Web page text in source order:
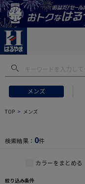
メンズ
フトにおすすめ #セッ
TOP メンズ
検索結果： 0件
カラーをまとめる
絞り込み条件